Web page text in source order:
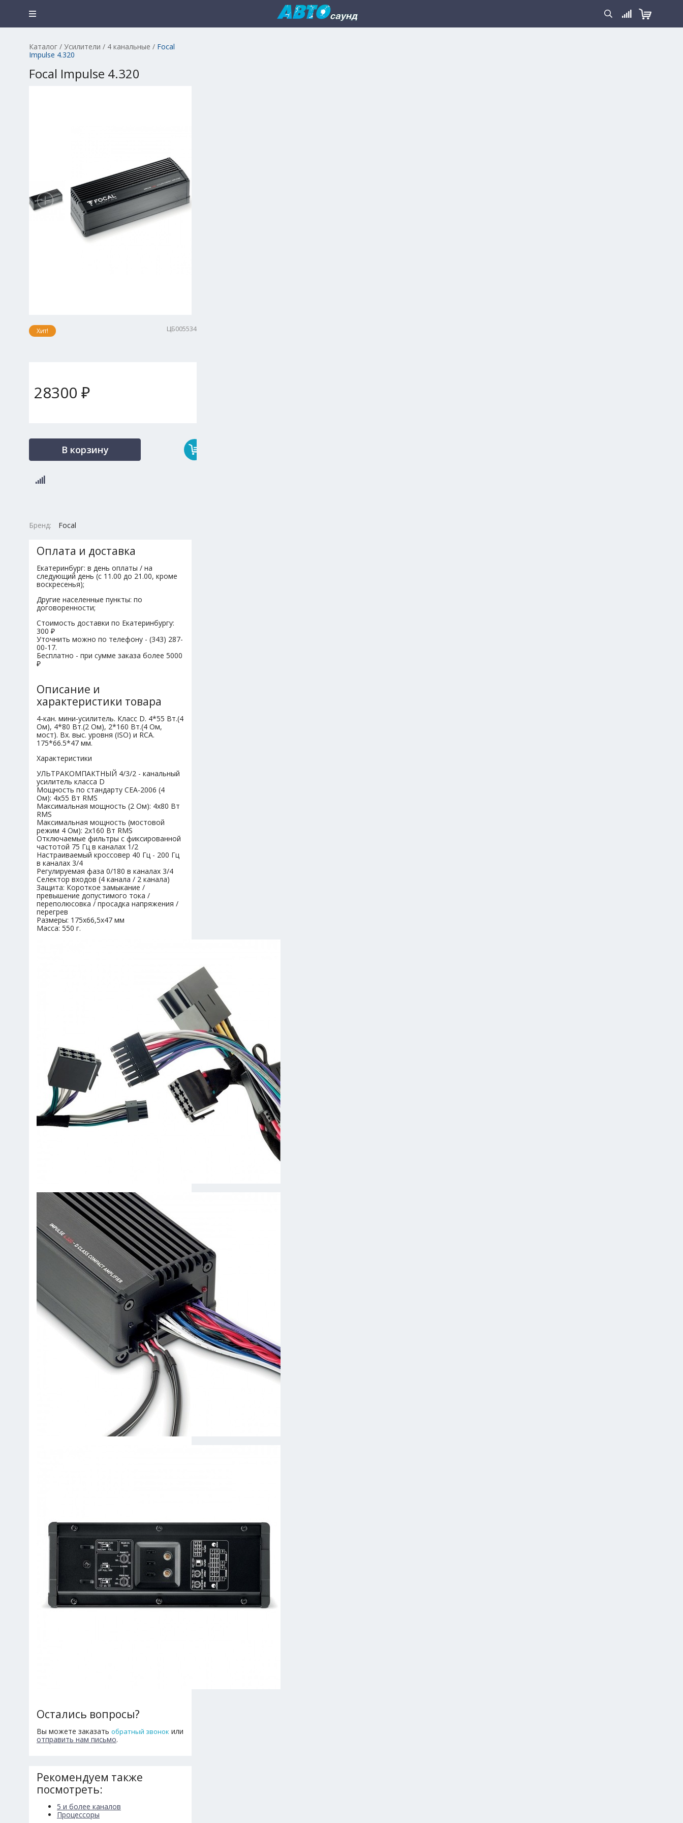
Каталог / Усилители / 4 канальные / Focal
Impulse 4.320
Focal Impulse 4.320
Хит! ЦБ005534
28300 ₽
В корзину
Бренд: Focal
Оплата и доставка
Екатеринбург: в день оплаты / на
следующий день (с 11.00 до 21.00, кроме
воскресенья);
Другие населенные пункты: по
договоренности;
Стоимость доставки по Екатеринбургу:
300 ₽
Уточнить можно по телефону - (343) 287-
00-17.
Бесплатно - при сумме заказа более 5000
₽
Описание и
характеристики товара
4-кан. мини-усилитель. Класс D. 4*55 Вт.(4
Ом), 4*80 Вт.(2 Ом), 2*160 Вт.(4 Ом,
мост). Вх. выс. уровня (ISO) и RCA.
175*66.5*47 мм.
Характеристики
УЛЬТРАКОМПАКТНЫЙ 4/3/2 - канальный
усилитель класса D
Мощность по стандарту CEA-2006 (4
Ом): 4х55 Вт RMS
Максимальная мощность (2 Ом): 4х80 Вт
RMS
Максимальная мощность (мостовой
режим 4 Ом): 2х160 Вт RMS
Отключаемые фильтры с фиксированной
частотой 75 Гц в каналах 1/2
Настраиваемый кроссовер 40 Гц - 200 Гц
в каналах 3/4
Регулируемая фаза 0/180 в каналах 3/4
Селектор входов (4 канала / 2 канала)
Защита: Короткое замыкание /
превышение допустимого тока /
переполюсовка / просадка напряжения /
перегрев
Размеры: 175х66,5х47 мм
Масса: 550 г.
Остались вопросы?
Вы можете заказать обратный звонок или
отправить нам письмо.
Рекомендуем также
посмотреть:
5 и более каналов
Процессоры